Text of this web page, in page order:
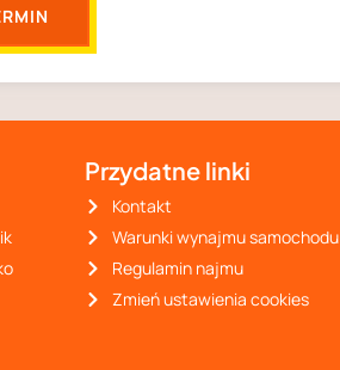
Przydatne linki
Kontakt
Warunki wynajmu samochodu
Regulamin najmu
Zmień ustawienia cookies